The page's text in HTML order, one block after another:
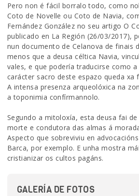
Pero non é fácil borralo todo, como
Coto de Novelle ou Coto de Navia,
Fernández González no seu artigo O
publicado en La Región (26/03/2017),
nun documento de Celanova de finais
menos que a deusa céltica Navia,
vales, e que podería traducirse como a
carácter sacro deste espazo queda xa
A intensa presenza arqueolóxica na
a toponimia confírmannolo.
Segundo a mitoloxía, esta deusa fai de
morte e condutora das almas á
Aspecto que sobreviviu en
Barca, por exemplo. E unha mostra
cristianizar os cultos pagáns.
GALERÍA DE FOTOS